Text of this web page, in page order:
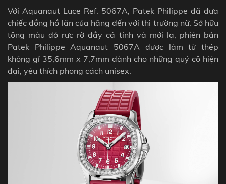
Với Aquanaut Luce Ref. 5067A, Patek Philippe đã đưa
chiếc đồng hồ lặn của hãng đến với thị trường nữ. Sở hữu
tông màu đỏ rực rỡ đầy cá tính và mới lạ, phiên bản
Patek Philippe Aquanaut 5067A được làm từ thép
không gỉ 35,6mm x 7,7mm dành cho những quý cô hiện
đại, yêu thích phong cách unisex.